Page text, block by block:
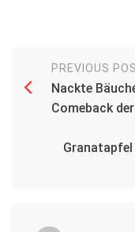
PREVIOUS
Nackte
Comeback